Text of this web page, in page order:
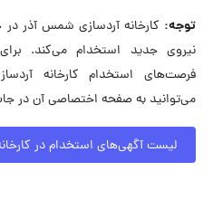
توجه:
نیروی جدید استخدام می‌کند.
فرصت‌های استخدام کارخانه
می‌توانید به صفحه اختصاصی آن در
لیست آگهی‌های استخدام در